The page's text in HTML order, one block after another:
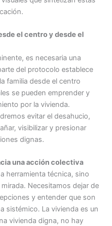
el centro y desde el
es necesaria una
del protocolo establece
familia desde el centro
se pueden emprender y
por la vivienda.
evitar el desahucio,
visibilizar y presionar
dignas.
una acción colectiva
herramienta técnica, sino
Necesitamos dejar de
y entender que son
sistémico. La vivienda es un
vivienda digna, no hay